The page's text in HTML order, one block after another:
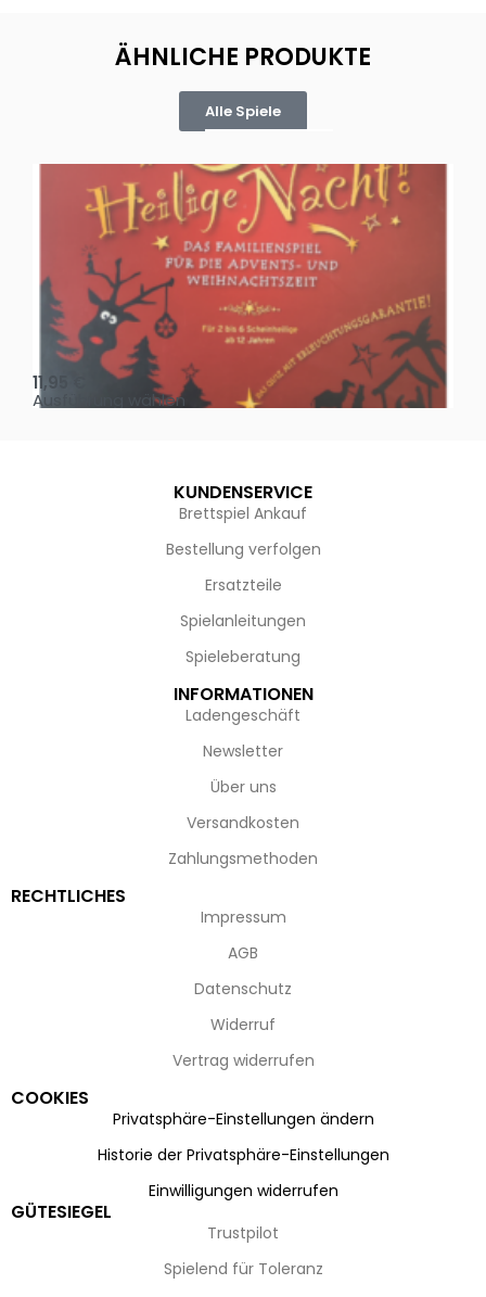
ÄHNLICHE PRODUKTE
Alle Spiele
Oh, heilige Nacht!
11,95
Ausführung wählen
KUNDENSERVICE
Brettspiel Ankauf
Bestellung verfolgen
Ersatzteile
Spielanleitungen
Spieleberatung
INFORMATIONEN
Ladengeschäft
Newsletter
Über uns
Versandkosten
Zahlungsmethoden
RECHTLICHES
Impressum
AGB
Datenschutz
Widerruf
Vertrag widerrufen
COOKIES
Privatsphäre-Einstellungen ändern
Historie der Privatsphäre-Einstellungen
Einwilligungen widerrufen
GÜTESIEGEL
Trustpilot
Spielend für Toleranz